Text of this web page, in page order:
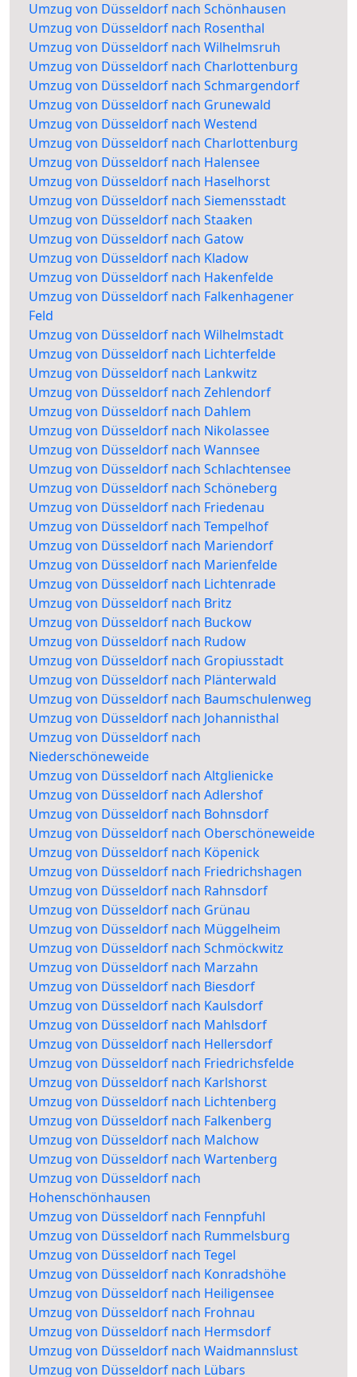
Umzug von Düsseldorf nach Schönhausen
Umzug von Düsseldorf nach Rosenthal
Umzug von Düsseldorf nach Wilhelmsruh
Umzug von Düsseldorf nach Charlottenburg
Umzug von Düsseldorf nach Schmargendorf
Umzug von Düsseldorf nach Grunewald
Umzug von Düsseldorf nach Westend
Umzug von Düsseldorf nach Charlottenburg
Umzug von Düsseldorf nach Halensee
Umzug von Düsseldorf nach Haselhorst
Umzug von Düsseldorf nach Siemensstadt
Umzug von Düsseldorf nach Staaken
Umzug von Düsseldorf nach Gatow
Umzug von Düsseldorf nach Kladow
Umzug von Düsseldorf nach Hakenfelde
Umzug von Düsseldorf nach Falkenhagener
Feld
Umzug von Düsseldorf nach Wilhelmstadt
Umzug von Düsseldorf nach Lichterfelde
Umzug von Düsseldorf nach Lankwitz
Umzug von Düsseldorf nach Zehlendorf
Umzug von Düsseldorf nach Dahlem
Umzug von Düsseldorf nach Nikolassee
Umzug von Düsseldorf nach Wannsee
Umzug von Düsseldorf nach Schlachtensee
Umzug von Düsseldorf nach Schöneberg
Umzug von Düsseldorf nach Friedenau
Umzug von Düsseldorf nach Tempelhof
Umzug von Düsseldorf nach Mariendorf
Umzug von Düsseldorf nach Marienfelde
Umzug von Düsseldorf nach Lichtenrade
Umzug von Düsseldorf nach Britz
Umzug von Düsseldorf nach Buckow
Umzug von Düsseldorf nach Rudow
Umzug von Düsseldorf nach Gropiusstadt
Umzug von Düsseldorf nach Plänterwald
Umzug von Düsseldorf nach Baumschulenweg
Umzug von Düsseldorf nach Johannisthal
Umzug von Düsseldorf nach
Niederschöneweide
Umzug von Düsseldorf nach Altglienicke
Umzug von Düsseldorf nach Adlershof
Umzug von Düsseldorf nach Bohnsdorf
Umzug von Düsseldorf nach Oberschöneweide
Umzug von Düsseldorf nach Köpenick
Umzug von Düsseldorf nach Friedrichshagen
Umzug von Düsseldorf nach Rahnsdorf
Umzug von Düsseldorf nach Grünau
Umzug von Düsseldorf nach Müggelheim
Umzug von Düsseldorf nach Schmöckwitz
Umzug von Düsseldorf nach Marzahn
Umzug von Düsseldorf nach Biesdorf
Umzug von Düsseldorf nach Kaulsdorf
Umzug von Düsseldorf nach Mahlsdorf
Umzug von Düsseldorf nach Hellersdorf
Umzug von Düsseldorf nach Friedrichsfelde
Umzug von Düsseldorf nach Karlshorst
Umzug von Düsseldorf nach Lichtenberg
Umzug von Düsseldorf nach Falkenberg
Umzug von Düsseldorf nach Malchow
Umzug von Düsseldorf nach Wartenberg
Umzug von Düsseldorf nach
Hohenschönhausen
Umzug von Düsseldorf nach Fennpfuhl
Umzug von Düsseldorf nach Rummelsburg
Umzug von Düsseldorf nach Tegel
Umzug von Düsseldorf nach Konradshöhe
Umzug von Düsseldorf nach Heiligensee
Umzug von Düsseldorf nach Frohnau
Umzug von Düsseldorf nach Hermsdorf
Umzug von Düsseldorf nach Waidmannslust
Umzug von Düsseldorf nach Lübars